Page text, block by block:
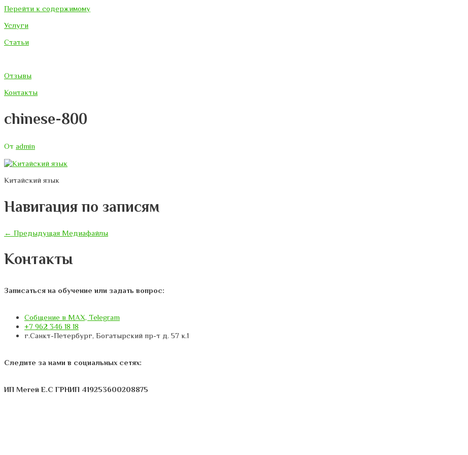
Перейти к содержимому
Услуги
Статьи
Отзывы
Контакты
chinese-800
От admin
Китайский язык
Навигация по записям
← Предыдущая Медиафайлы
Контакты
Записаться на обучение или задать вопрос:
Собщение в MAX, Telegram
+7 962 346 18 18
г.Санкт-Петербург, Богатырский пр-т д. 57 к.1
Следите за нами в социальных сетях:
ИП Мегей Е.С ГРНИП 419253600208875